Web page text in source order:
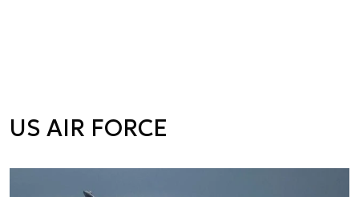
US AIR FORCE